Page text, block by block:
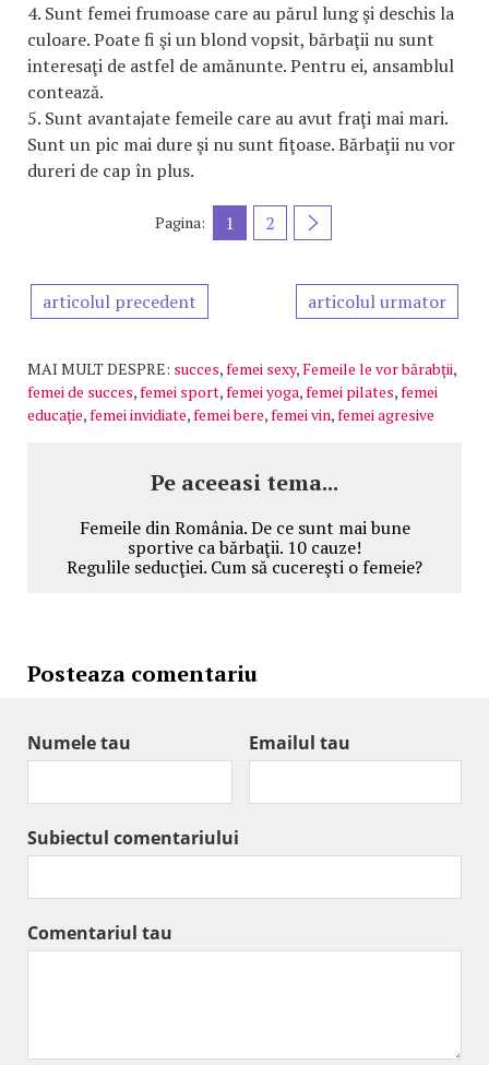
4. Sunt femei frumoase care au părul lung şi deschis la
culoare. Poate fi şi un blond vopsit, bărbaţii nu sunt
interesaţi de astfel de amănunte. Pentru ei, ansamblul
contează.
5. Sunt avantajate femeile care au avut fraţi mai mari.
Sunt un pic mai dure şi nu sunt fiţoase. Bărbaţii nu vor
dureri de cap în plus.
Pagina: 1 2
articolul precedent articolul urmator
MAI MULT DESPRE: succes,femei sexy,Femeile le vor bărabţii,
femei de succes,femei sport,femei yoga,femei pilates,femei
educaţie,femei invidiate,femei bere,femei vin,femei agresive
Pe aceeasi tema...
Femeile din România. De ce sunt mai bune
sportive ca bărbaţii. 10 cauze!
Regulile seducţiei. Cum să cucereşti o femeie?
Posteaza comentariu
Numele tau Emailul tau
Subiectul comentariului
Comentariul tau